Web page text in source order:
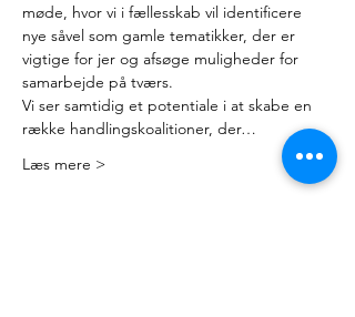
møde, hvor vi i fællesskab vil identificere
nye såvel som gamle tematikker, der er
vigtige for jer og afsøge muligheder for
samarbejde på tværs.
Vi ser samtidig et potentiale i at skabe en
række handlingskoalitioner, der…
Læs mere >